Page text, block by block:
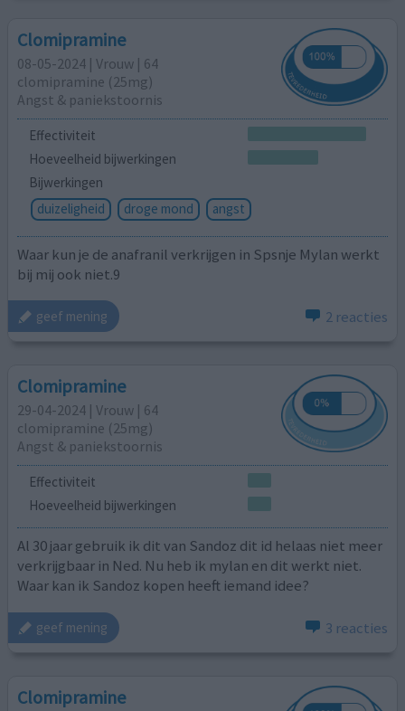
Clomipramine
08-05-2024 | Vrouw | 64
clomipramine (25mg)
Angst & paniekstoornis
Effectiviteit
Hoeveelheid bijwerkingen
Bijwerkingen
duizeligheid
droge mond angst
Waar kun je de anafranil verkrijgen in Spsnje Mylan werkt
bij mij ook niet.9
geef mening 2 reacties
Clomipramine
29-04-2024 | Vrouw | 64
clomipramine (25mg)
Angst & paniekstoornis
Effectiviteit
Hoeveelheid bijwerkingen
Al 30 jaar gebruik ik dit van Sandoz dit id helaas niet meer
verkrijgbaar in Ned. Nu heb ik mylan en dit werkt niet.
Waar kan ik Sandoz kopen heeft iemand idee?
geef mening 3 reacties
Clomipramine